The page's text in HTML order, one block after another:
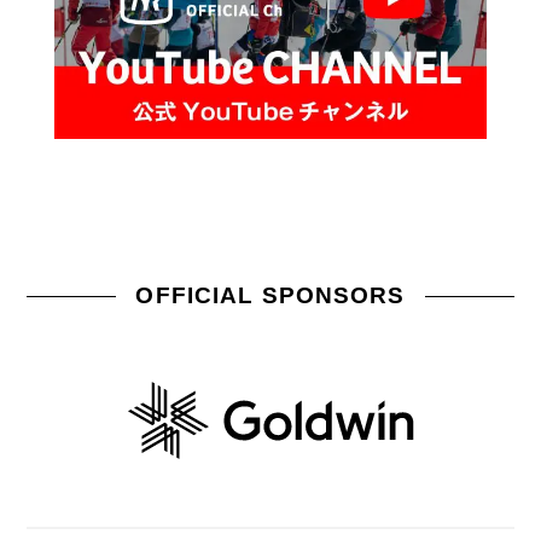
OFFICIAL SPONSORS